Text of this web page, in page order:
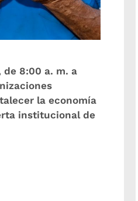
de 8:00 a. m. a
la economía
institucional de